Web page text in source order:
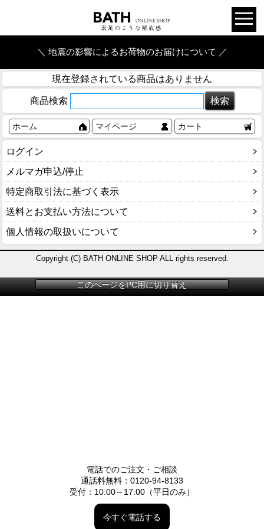
＼ 地震の影響によるお荷物のお届けについて ／
現在登録されている商品はありません
商品検索
ホーム マイページ カート
ログイン
メルマガ申込/停止
特定商取引法に基づく表示
送料とお支払い方法について
個人情報の取扱いについて
Copyright (C) BATH ONLINE SHOP ALL rights reserved.
電話でのご注文・ご相談
通話料無料：0120-94-8133
受付：10:00～17:00（平日のみ）
今すぐ電話する
このページをPC用に切り替え